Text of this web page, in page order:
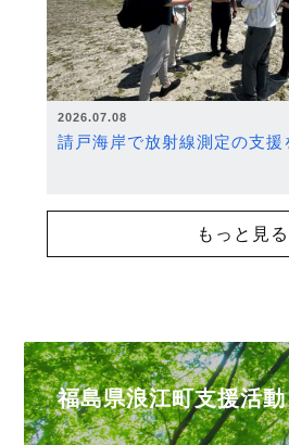
2026.07.08
請戸海岸で放射線測定の支援
もっと見る
福島県浪江町支援活動